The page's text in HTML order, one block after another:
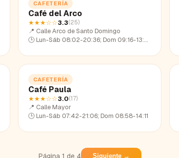
CAFETERÍA
Café del Arco
★★★☆☆3.3(25)
📍 Calle Arco de Santo Domingo
🕒 Lun-Sáb 08:02-20:36; Dom 09:16-13:52
CAFETERÍA
Café Paula
★★★☆☆3.0(17)
📍 Calle Mayor
🕒 Lun-Sáb 07:42-21:06; Dom 08:58-14:11
Página 1 de 4 Siguiente →